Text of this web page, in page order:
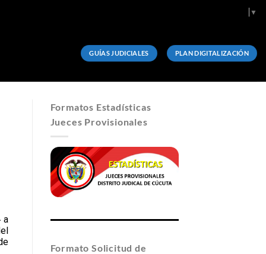
▼
GUÍAS JUDICIALES PLAN DIGITALIZACIÓN
a
Formatos Estadísticas
Jueces Provisionales
Formato Solicitud de